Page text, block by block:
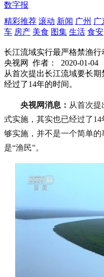
数字报
精彩推荐 滚动 新闻 广州 广
车 房产 美食 图集 生活 食安
长江流域实行最严格禁渔
央视网
作者：
2020-01-04
从首次提出长江流域要长
经过了14年的时间。
央视网消息： 从首次
式实施，其实也已经过了
够实施，并不是一个简单的
是“渔民”。